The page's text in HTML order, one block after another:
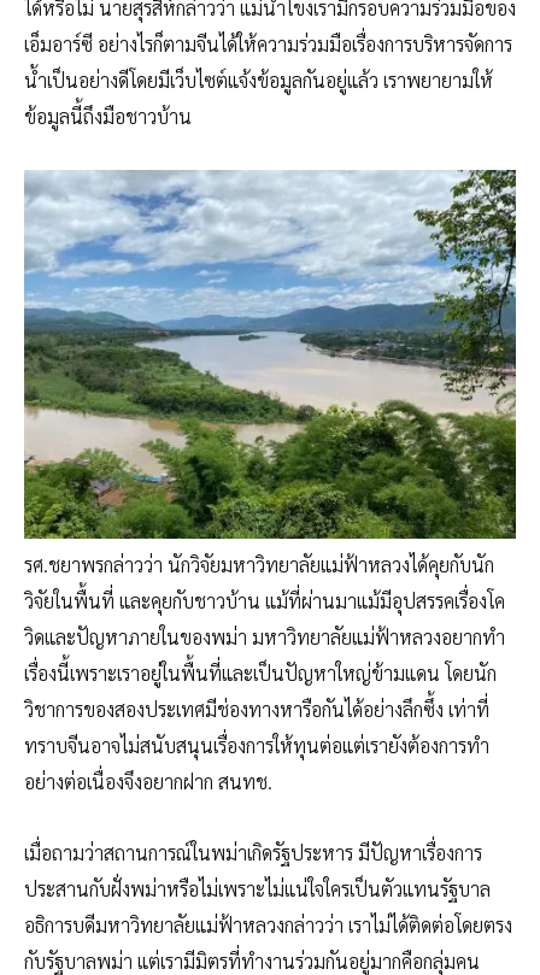
ได้หรือไม่ นายสุรสีห์กล่าวว่า แม่น้ำโขงเรามีกรอบความร่วมมือของ
เอ็มอาร์ซี อย่างไรก็ตามจีนได้ให้ความร่วมมือเรื่องการบริหารจัดการ
น้ำเป็นอย่างดีโดยมีเว็บไซต์แจ้งข้อมูลกันอยู่แล้ว เราพยายามให้
ข้อมูลนี้ถึงมือชาวบ้าน
รศ.ชยาพรกล่าวว่า นักวิจัยมหาวิทยาลัยแม่ฟ้าหลวงได้คุยกับนัก
วิจัยในพื้นที่ และคุยกับชาวบ้าน แม้ที่ผ่านมาแม้มีอุปสรรคเรื่องโค
วิดและปัญหาภายในของพม่า มหาวิทยาลัยแม่ฟ้าหลวงอยากทำ
เรื่องนี้เพราะเราอยู่ในพื้นที่และเป็นปัญหาใหญ่ข้ามแดน โดยนัก
วิชาการของสองประเทศมีช่องทางหารือกันได้อย่างลึกซึ้ง เท่าที่
ทราบจีนอาจไม่สนับสนุนเรื่องการให้ทุนต่อแต่เรายังต้องการทำ
อย่างต่อเนื่องจึงอยากฝาก สนทช.
เมื่อถามว่าสถานการณ์ในพม่าเกิดรัฐประหาร มีปัญหาเรื่องการ
ประสานกับฝั่งพม่าหรือไม่เพราะไม่แน่ใจใครเป็นตัวแทนรัฐบาล
อธิการบดีมหาวิทยาลัยแม่ฟ้าหลวงกล่าวว่า เราไม่ได้ติดต่อโดยตรง
กับรัฐบาลพม่า แต่เรามีมิตรที่ทำงานร่วมกันอยู่มากคือกลุ่มคน